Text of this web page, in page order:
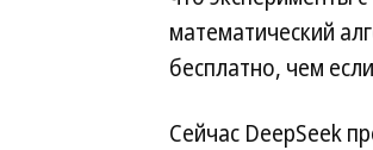
математический
бесплатно, чем
Сейчас DeepSeek